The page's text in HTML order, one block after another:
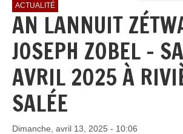
ACTUALITÉ
AN LANNUIT
JOSEPH ZOBEL -
AVRIL 2025 À
SALÉE
Dimanche, avril 13, 2025 - 10:06